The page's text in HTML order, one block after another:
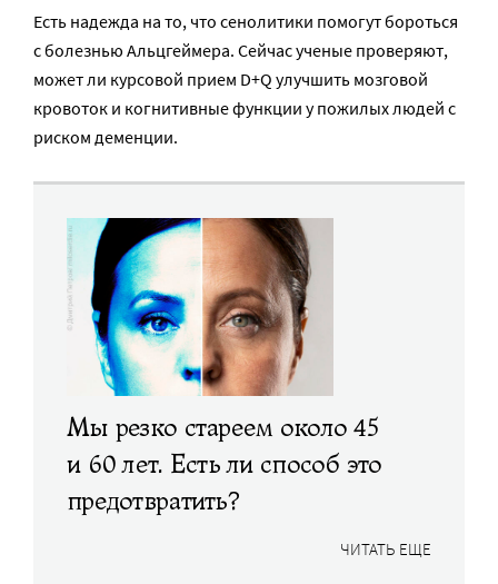
Есть надежда на то, что сенолитики помогут бороться
с болезнью Альцгеймера. Сейчас ученые проверяют,
может ли курсовой прием D+Q улучшить мозговой
кровоток и когнитивные функции у пожилых людей с
риском деменции.
Мы резко стареем около 45
и 60 лет. Есть ли способ это
предотвратить?
ЧИТАТЬ ЕЩЕ